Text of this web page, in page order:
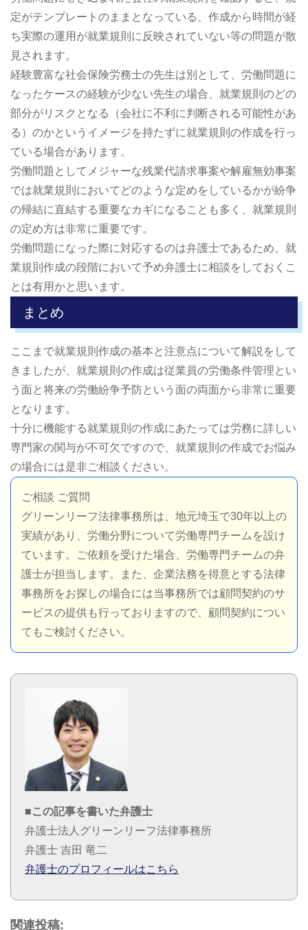
定がテンプレートのままとなっている、作成から時間が経
ち実際の運用が就業規則に反映されていない等の問題が散
見されます。
経験豊富な社会保険労務士の先生は別として、労働問題に
なったケースの経験が少ない先生の場合、就業規則のどの
部分がリスクとなる（会社に不利に判断される可能性があ
る）のかというイメージを持たずに就業規則の作成を行っ
ている場合があります。
労働問題としてメジャーな残業代請求事案や解雇無効事案
では就業規則においてどのような定めをしているかが紛争
の帰結に直結する重要なカギになることも多く、就業規則
の定め方は非常に重要です。
労働問題になった際に対応するのは弁護士であるため、就
業規則作成の段階において予め弁護士に相談をしておくこ
とは有用かと思います。
まとめ
ここまで就業規則作成の基本と注意点について解説をして
きましたが、就業規則の作成は従業員の労働条件管理とい
う面と将来の労働紛争予防という面の両面から非常に重要
となります。
十分に機能する就業規則の作成にあたっては労務に詳しい
専門家の関与が不可欠ですので、就業規則の作成でお悩み
の場合には是非ご相談ください。
ご相談 ご質問
グリーンリーフ法律事務所は、地元埼玉で30年以上の
実績があり、労働分野について労働専門チームを設け
ています。ご依頼を受けた場合、労働専門チームの弁
護士が担当します。また、企業法務を得意とする法律
事務所をお探しの場合には当事務所では顧問契約のサ
ービスの提供も行っておりますので、顧問契約につい
てもご検討ください。
■この記事を書いた弁護士
弁護士法人グリーンリーフ法律事務所
弁護士 吉田 竜二
弁護士のプロフィールはこちら
関連投稿: